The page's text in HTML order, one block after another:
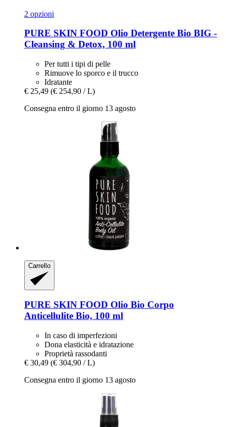
2 opzioni
PURE SKIN FOOD Olio Detergente Bio BIG -​
Cleansing & Detox, 100 ml
Per tutti i tipi di pelle
Rimuove lo sporco e il trucco
Idratante
€ 25,49 (€ 254,90 / L)
Consegna entro il giorno 13 agosto
Carrello
PURE SKIN FOOD Olio Bio Corpo
Anticellulite Bio, 100 ml
In caso di imperfezioni
Dona elasticità e idratazione
Proprietà rassodanti
€ 30,49 (€ 304,90 / L)
Consegna entro il giorno 13 agosto